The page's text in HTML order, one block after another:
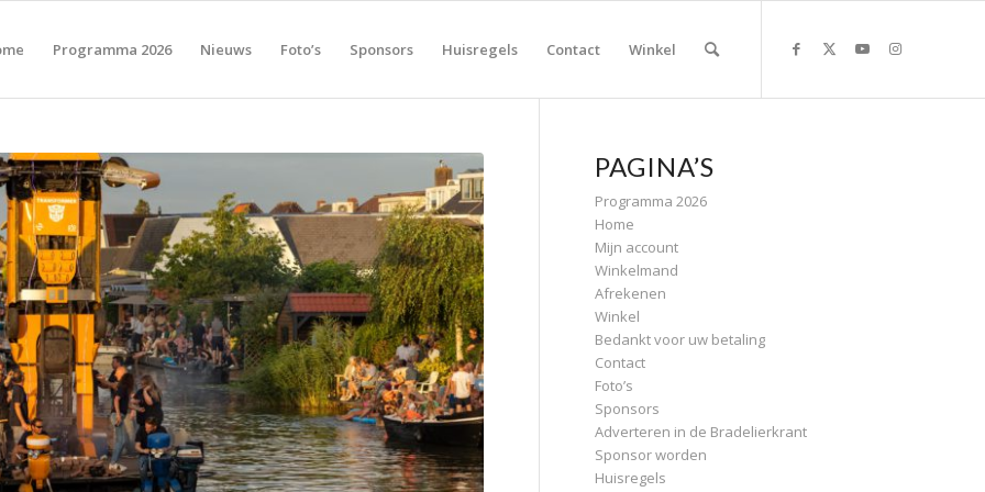
Programma 2026 Nieuws Foto’s Sponsors Huisregels Contact Winkel
PAGINA’S
Programma 2026
Home
Mijn account
Winkelmand
Afrekenen
Winkel
Bedankt voor uw betaling
Contact
Foto’s
Sponsors
Adverteren in de Bradelierkrant
Sponsor worden
Huisregels